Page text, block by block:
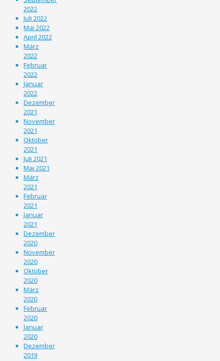
2022
Juli 2022
Mai 2022
April 2022
März
2022
Februar
2022
Januar
2022
Dezember
2021
November
2021
Oktober
2021
Juli 2021
Mai 2021
März
2021
Februar
2021
Januar
2021
Dezember
2020
November
2020
Oktober
2020
März
2020
Februar
2020
Januar
2020
Dezember
2019